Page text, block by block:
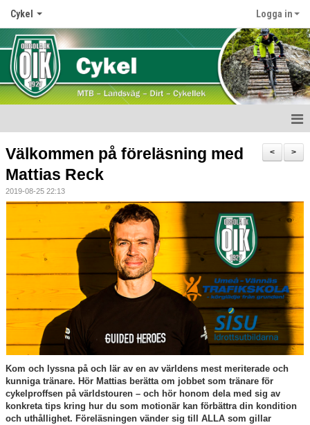
Cykel Logga in
Nyheter
Medlemskap
Verksamhet
Obbola Challenge
Kläder
Kalender
Bildgalleri
Dokument
Kontakt
>
<
Välkommen på föreläsning med
Mattias Reck
2019-08-25 22:13
Kom och lyssna på och lär av en av världens mest meriterade och
kunniga tränare. Hör Mattias berätta om jobbet som tränare för
cykelproffsen på världstouren – och hör honom dela med sig av
konkreta tips kring hur du som motionär kan förbättra din kondition
och uthållighet. Föreläsningen vänder sig till ALLA som gillar